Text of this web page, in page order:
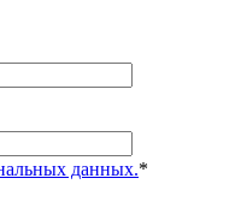
данных.*